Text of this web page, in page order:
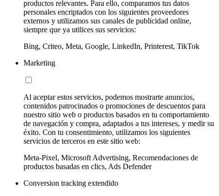
productos relevantes. Para ello, comparamos tus datos
personales encriptados con los siguientes proveedores
externos y utilizamos sus canales de publicidad online,
siempre que ya utilices sus servicios:
Bing, Criteo, Meta, Google, LinkedIn, Printerest, TikTok
Marketing
Al aceptar estos servicios, podemos mostrarte anuncios,
contenidos patrocinados o promociones de descuentos para
nuestro sitio web o productos basados en tu comportamiento
de navegación y compra, adaptados a tus intereses, y medir su
éxito. Con tu consentimiento, utilizamos los siguientes
servicios de terceros en este sitio web:
Meta-Pixel, Microsoft Advertising, Recomendaciones de
productos basadas en clics, Ads Defender
Conversion tracking extendido